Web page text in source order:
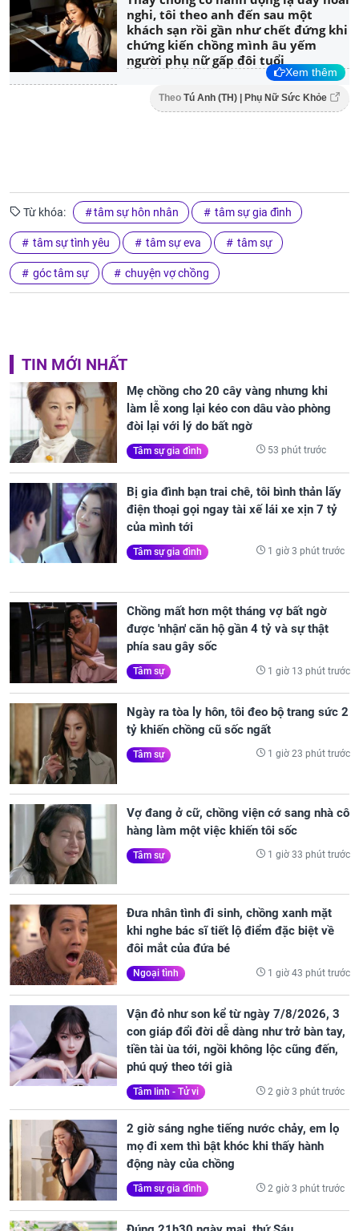
nghi, tôi theo anh đến sau một
khách sạn rồi gần như chết đứng khi
chứng kiến chồng mình âu yếm
người phụ nữ gấp đôi tuổi
Xem thêm
Theo Tú Anh (TH) | Phụ Nữ Sức Khỏe
Từ khóa: tâm sự hôn nhân tâm sự gia đình
tâm sự tình yêu tâm sự eva tâm sự
góc tâm sự chuyện vợ chồng
TIN MỚI NHẤT
Mẹ chồng cho 20 cây vàng nhưng khi
làm lễ xong lại kéo con dâu vào phòng
đòi lại với lý do bất ngờ
Tâm sự gia đình 53 phút trước
Bị gia đình bạn trai chê, tôi bình thản lấy
điện thoại gọi ngay tài xế lái xe xịn 7 tỷ
của mình tới
Tâm sự gia đình 1 giờ 3 phút trước
Chồng mất hơn một tháng vợ bất ngờ
được 'nhận' căn hộ gần 4 tỷ và sự thật
phía sau gây sốc
Tâm sự 1 giờ 13 phút trước
Ngày ra tòa ly hôn, tôi đeo bộ trang sức 2
tỷ khiến chồng cũ sốc ngất
Tâm sự 1 giờ 23 phút trước
Vợ đang ở cữ, chồng viện cớ sang nhà cô
hàng làm một việc khiến tôi sốc
Tâm sự 1 giờ 33 phút trước
Đưa nhân tình đi sinh, chồng xanh mặt
khi nghe bác sĩ tiết lộ điểm đặc biệt về
đôi mắt của đứa bé
Ngoại tình 1 giờ 43 phút trước
Vận đỏ như son kể từ ngày 7/8/2026, 3
con giáp đổi đời dễ dàng như trở bàn tay,
tiền tài ùa tới, ngồi không lộc cũng đến,
phú quý theo tới già
Tâm linh - Tử vi 2 giờ 3 phút trước
2 giờ sáng nghe tiếng nước chảy, em lọ
mọ đi xem thì bật khóc khi thấy hành
động này của chồng
Tâm sự gia đình 2 giờ 3 phút trước